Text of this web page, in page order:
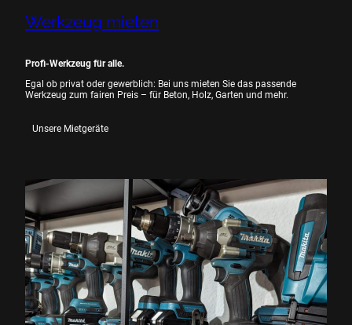
Werkzeug mieten
Profi-Werkzeug für alle.
Egal ob privat oder gewerblich: Bei uns mieten Sie das passende
Werkzeug zum fairen Preis – für Beton, Holz, Garten und mehr.
Unsere Mietgeräte